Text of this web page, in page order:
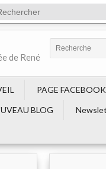
de René
PAGE FACEBOOK
BLOG